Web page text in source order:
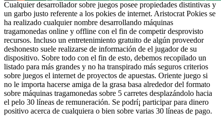
Cualquier desarrollador sobre juegos posee propiedades distintivas y
un garbo justo referente a los pokies de internet. Aristocrat Pokies se
ha realizado cualquier nombre desarrollando máquinas
tragamonedas online y offline con el fin de competir desprovisto
recursos. Incluso un entretenimiento gratuito de algún proveedor
deshonesto suele realizarse de información de el jugador de su
dispositivo. Sobre todo con el fin de esto, debemos recopilado un
listado para más grandes y no ha transpirado más seguros criterios
sobre juegos el internet de proyectos de apuestas. Oriente juego si
no le importa hacerse amiga de la grasa basa alrededor del formato
sobre máquinas tragamonedas sobre 5 carretes desplazándolo hacia
el pelo 30 líneas de remuneración. Se podrí¡ participar para dinero
positivo acerca de cualquiera o bien sobre varias 30 líneas de pago.